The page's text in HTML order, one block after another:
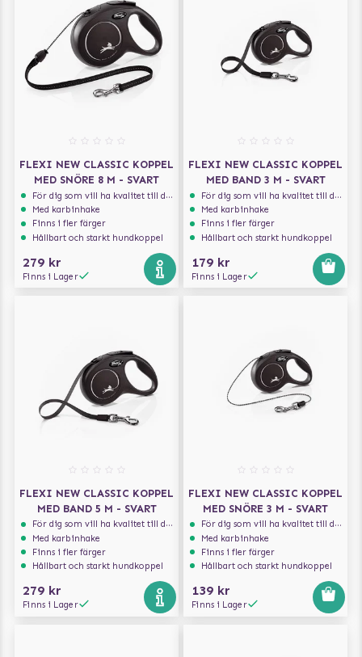
FLEXI NEW CLASSIC KOPPEL
MED SNÖRE 8 M - SVART
För dig som vill ha kvalitet till din hund!
Med karbinhake
Finns i fler färger
Hållbart och starkt hundkoppel
279 kr
Finns i Lager
FLEXI NEW CLASSIC KOPPEL
MED BAND 3 M - SVART
För dig som vill ha kvalitet till din hund!
Med karbinhake
Finns i fler färger
Hållbart och starkt hundkoppel
179 kr
Finns i Lager
FLEXI NEW CLASSIC KOPPEL
MED BAND 5 M - SVART
För dig som vill ha kvalitet till din hund!
Med karbinhake
Finns i fler färger
Hållbart och starkt hundkoppel
279 kr
Finns i Lager
FLEXI NEW CLASSIC KOPPEL
MED SNÖRE 3 M - SVART
För dig som vill ha kvalitet till din hund!
Med karbinhake
Finns i fler färger
Hållbart och starkt hundkoppel
139 kr
Finns i Lager